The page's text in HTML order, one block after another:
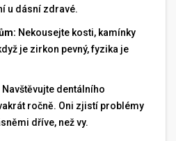
u dásní zdravé.
Nekousejte kosti, kamínky
je zirkon pevný, fyzika je
Navštěvujte dentálního
ročně. Oni zjistí problémy
dříve, než vy.